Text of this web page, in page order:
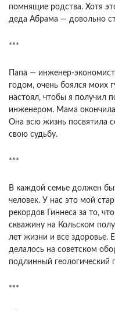
помнящие родства. Хотя
деда Абрама — довольно
***
Папа — инженер-
годом, очень боялся моих
настоял, чтобы я получил
инженером. Мама
Она всю жизнь посвятила
свою судьбу.
***
В каждой семье должен
человек. У нас это мой
рекордов Гиннеса за то,
скважину на Кольском
лет жизни и все здоровье.
делалось на советском
подлинный геологический
***